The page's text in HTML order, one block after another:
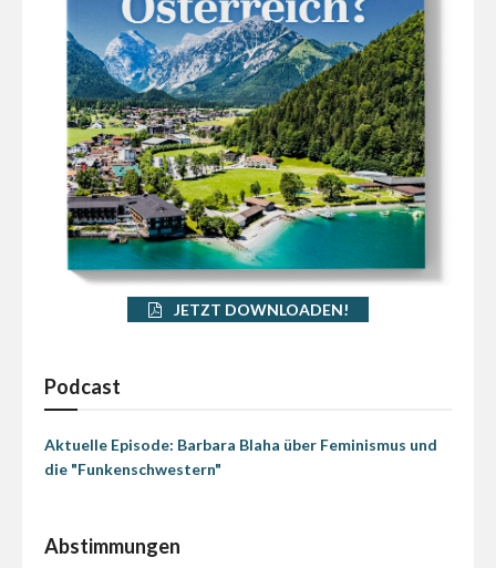
JETZT DOWNLOADEN!
Podcast
Aktuelle Episode: Barbara Blaha über Feminismus und
die "Funkenschwestern"
Abstimmungen